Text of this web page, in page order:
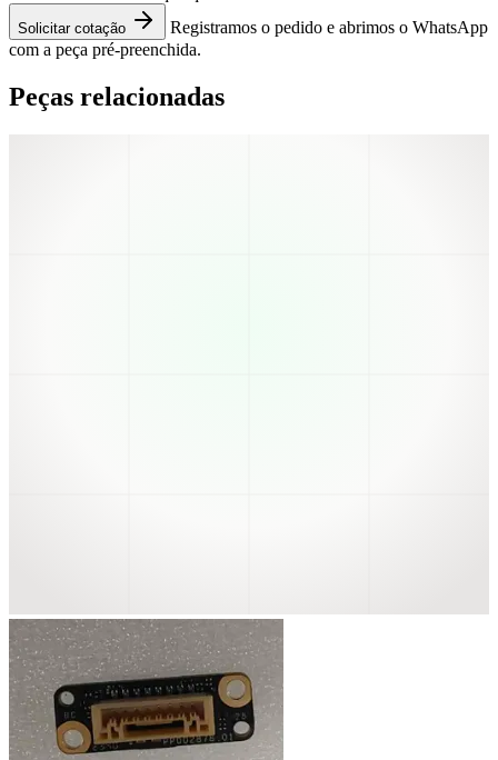
Solicitar cotação
Registramos o pedido e abrimos o WhatsApp
com a peça pré-preenchida.
Peças relacionadas